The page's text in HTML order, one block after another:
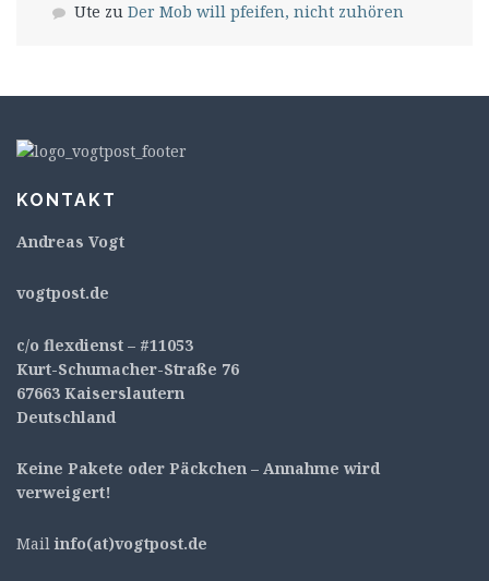
Ute zu Der Mob will pfeifen, nicht zuhören
KONTAKT
Andreas Vogt
vogtpost.de
c/o flexdienst – #11053
Kurt-Schumacher-Straße 76
67663 Kaiserslautern
Deutschland
Keine Pakete oder Päckchen – Annahme wird
verweigert!
Mail info(at)vogtpost.de